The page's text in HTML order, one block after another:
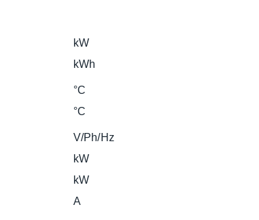
kW
kWh
°C
°C
V/Ph/Hz
kW
kW
A